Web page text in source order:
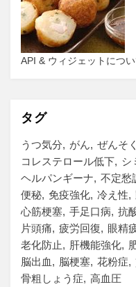
API & ウィジェットについ
タグ
うつ気分 がん ぜんそく
コレステロール低下
シ
ヘルパンギーナ
不定愁
便秘 免疫強化 冷え性
心筋梗塞 手足口病 抗
片頭痛
疲労回復 眼精
老化防止
肝機能強化
脳出血
脳梗塞 花粉症
骨粗しょう症
高血圧